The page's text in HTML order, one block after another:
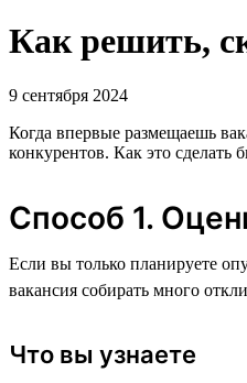
Как решить,
9 сентября 2024
Когда впервые размещаешь
конкурентов. Как это
Способ 1.
Если вы только планируете
вакансия собирать много
Что вы узнаете